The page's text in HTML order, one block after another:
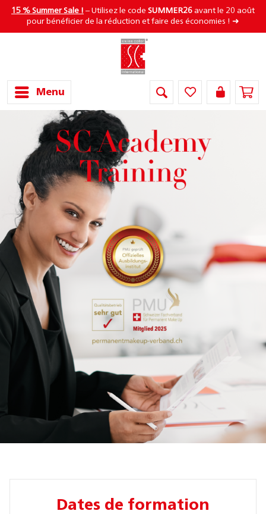
15 % Summer Sale ! – Utilisez le code SUMMER26 avant le 20 août
pour bénéficier de la réduction et faire des économies ! ➜
Menu
Dates de formation